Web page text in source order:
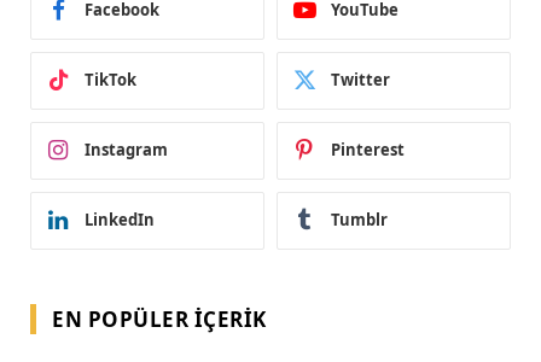
Facebook YouTube
TikTok Twitter
Instagram Pinterest
LinkedIn Tumblr
EN POPÜLER İÇERIK